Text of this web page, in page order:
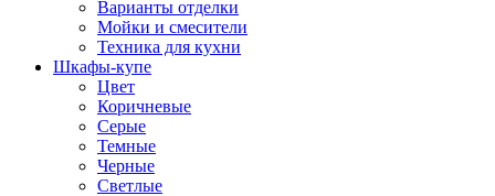
Варианты отделки
Мойки и смесители
Техника для кухни
Шкафы-купе
Цвет
Коричневые
Серые
Темные
Черные
Светлые